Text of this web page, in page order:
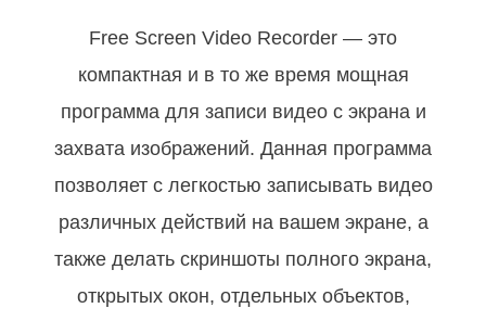
Free Screen Video Recorder — это
компактная и в то же время мощная
программа для записи видео c экрана и
захвата изображений. Данная программа
позволяет с легкостью записывать видео
различных действий на вашем экране, а
также делать скриншоты полного экрана,
открытых окон, отдельных объектов,